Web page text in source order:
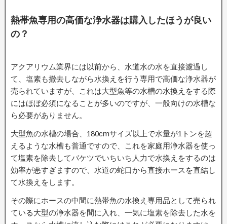
熱帯魚専用の高価な浄水器は購入したほうが良い
の？
アクアリウム業界には以前から、水道水の水を直接濾過し
て、塩素も撤去しながら水換えを行う専用で高価な浄水器が
売られていますが、これは大型魚等の水槽の水換えをする際
にはほぼ必須になることが多いのですが、一般向けの水槽な
ら必要がありません。
大型魚の水槽の場合、180cmサイズ以上で水量が1トンを超
えるような水槽も普通ですので、これを家庭用浄水器を使っ
て塩素を除去してバケツでいちいち人力で水換えをするのは
効率が悪すぎますので、水道の蛇口から直接ホースを直結し
て水換えをします。
その際にホースの中間に熱帯魚の水換え専用品として売られ
ている大型の浄水器を間に入れ、一気に塩素を除去した水を